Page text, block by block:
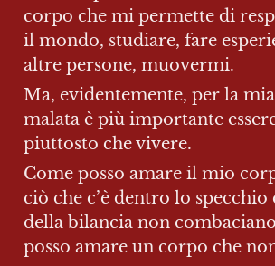
corpo che mi permette di
il mondo, studiare, fare
altre persone, muovermi.
Ma, evidentemente, per la
malata è più importante
piuttosto che vivere.
Come posso amare il mio
ciò che c’è dentro lo
della bilancia non
posso amare un corpo che